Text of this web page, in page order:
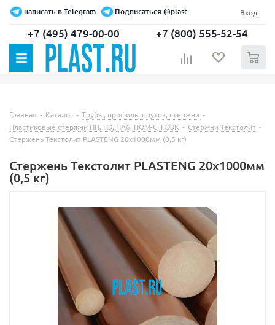
написать в Telegram Подписаться @plast Вход
+7 (495) 479-00-00 +7 (800) 555-52-54
Главная - Каталог - Трубы, профиль, пруток, стержни -
Пластиковые стержни ПП, ПЭ, ПА6, ПОМ-С, ПЭЭК - Стержни Текстолит -
Стержень Текстолит PLASTENG 20х1000мм (0,5 кг)
Стержень Текстолит PLASTENG 20х1000мм
(0,5 кг)